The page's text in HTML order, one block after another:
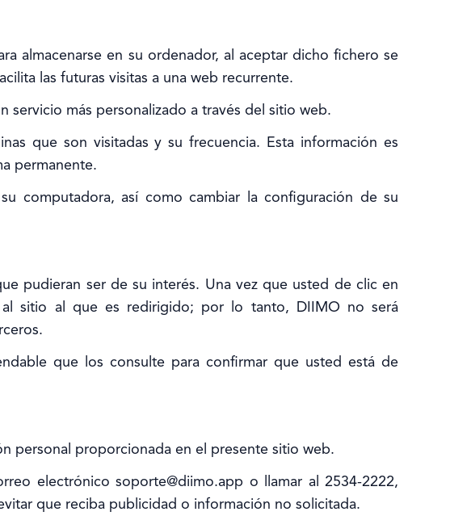
almacenarse en su ordenador, al aceptar dicho fichero se
las futuras visitas a una web recurrente.
más personalizado a través del sitio web.
que son visitadas y su frecuencia. Esta información es
permanente.
computadora, así como cambiar la configuración de su
pudieran ser de su interés. Una vez que usted de clic en
sitio al que es redirigido; por lo tanto, DIIMO no será
que los consulte para confirmar que usted está de
personal proporcionada en el presente sitio web.
electrónico soporte@diimo.app o llamar al 2534-2222,
que reciba publicidad o información no solicitada.